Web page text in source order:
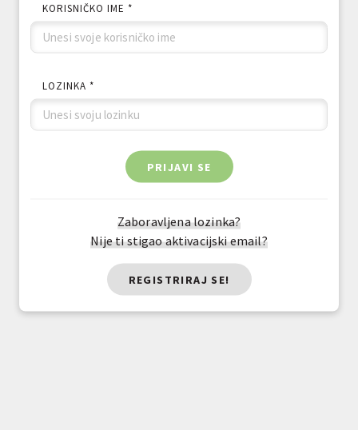
KORISNIČKO IME *
LOZINKA *
PRIJAVI SE
Zaboravljena lozinka?
Nije ti stigao aktivacijski email?
REGISTRIRAJ SE!